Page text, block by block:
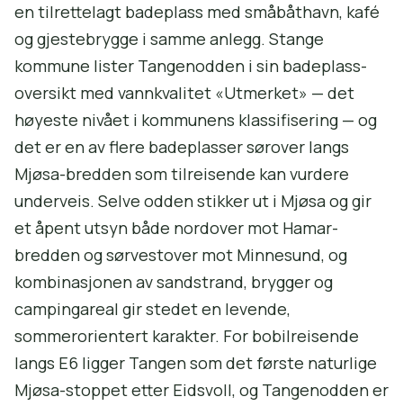
en tilrettelagt badeplass med småbåthavn, kafé
og gjestebrygge i samme anlegg. Stange
kommune lister Tangenodden i sin badeplass-
oversikt med vannkvalitet «Utmerket» — det
høyeste nivået i kommunens klassifisering — og
det er en av flere badeplasser sørover langs
Mjøsa-bredden som tilreisende kan vurdere
underveis. Selve odden stikker ut i Mjøsa og gir
et åpent utsyn både nordover mot Hamar-
bredden og sørvestover mot Minnesund, og
kombinasjonen av sandstrand, brygger og
campingareal gir stedet en levende,
sommerorientert karakter. For bobilreisende
langs E6 ligger Tangen som det første naturlige
Mjøsa-stoppet etter Eidsvoll, og Tangenodden er